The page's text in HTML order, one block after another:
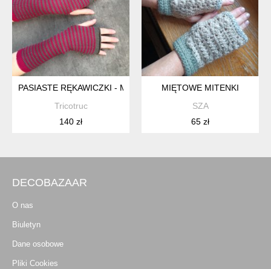
PASIASTE RĘKAWICZKI - MITENKI W PASKI
Tricotruc
140 zł
MIĘTOWE MITENKI
SZA
65 zł
DECOBAZAAR
O nas
Biuletyn
Dane osobowe
Pliki Cookies